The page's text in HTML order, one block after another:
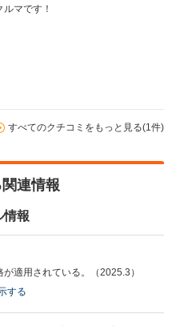
マです！
すべてのクチコミをもっと見る(1件)
連情報
情報
適用されている。（2025.3）
する